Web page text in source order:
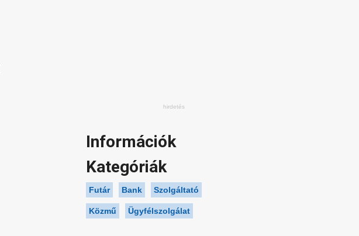
Információk
Kategóriák
Futár Bank Szolgáltató
Közmű Ügyfélszolgálat